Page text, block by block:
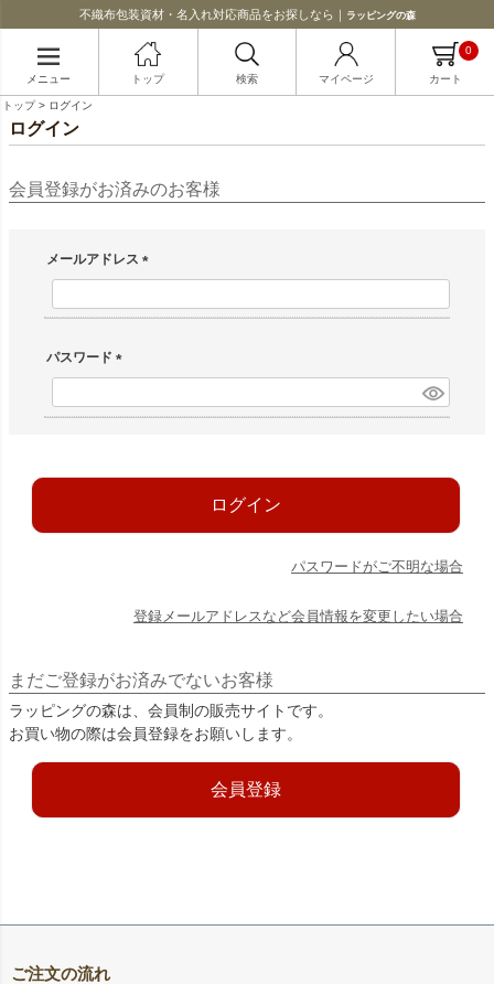
不織布包装資材・名入れ対応商品をお探しなら｜ ラッピングの森
メニュー トップ 検索 マイページ カート
0
トップ ログイン
ログイン
会員登録がお済みのお客様
メールアドレス
(必須)
パスワード
(必須)
ログイン
パスワードがご不明な場合
登録メールアドレスなど会員情報を変更したい場合
まだご登録がお済みでないお客様
ラッピングの森は、会員制の販売サイトです。
お買い物の際は会員登録をお願いします。
会員登録
ご注文の流れ